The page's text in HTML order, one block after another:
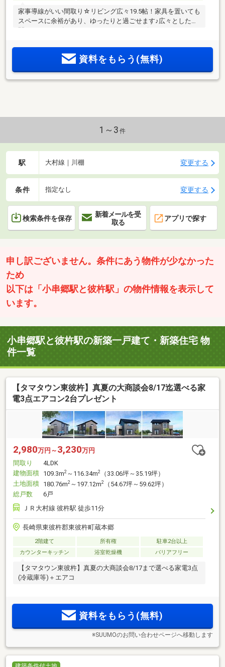
家事導線がいい間取り☆リビング広々19.5帖！家具を置いても
スペースに余裕があり、ゆったりと過ごせます♪広々とした玄
資料をもらう(無料)
1～3 件
駅 大村線｜川棚 変更する
条件 指定なし 変更する
検索条件を保存
新着メールを受
取る
アプリで探す
申し訳ございません。条件にあう物件が少なかった
ため
以下は「小串郷駅と彼杵駅」の物件情報を表示して
います。
小串郷駅と彼杵駅の新築一戸建て・新築住宅 物
件一覧
【タマタウン東彼杵】真夏の大商談会8/17迄選べる家
電3点エアコン2台プレゼント
2,980万円～ 3,230万円
間取り
4LDK
建物面積 109.3m2 ～116.34m2
（33.06坪～35.19坪）
土地面積 180.76m2 ～197.12m2
（54.67坪～59.62坪）
総戸数
6戸
ＪＲ大村線 彼杵駅 徒歩11分
長崎県東彼杵郡東彼杵町蔵本郷
2階建て 所有権
駐車2台以上
カウンターキッチン
浴室乾燥機 バリアフリー
【タマタウン東彼杵】真夏の大商談会8/17まで選べる家電3点
(冷蔵庫等)＋エアコ
資料をもらう(無料)
※SUUMOのお問い合わせページへ移動します